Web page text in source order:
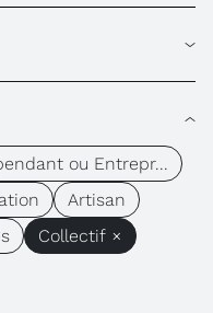
ou Entrepr...
Artisan
Collectif ×